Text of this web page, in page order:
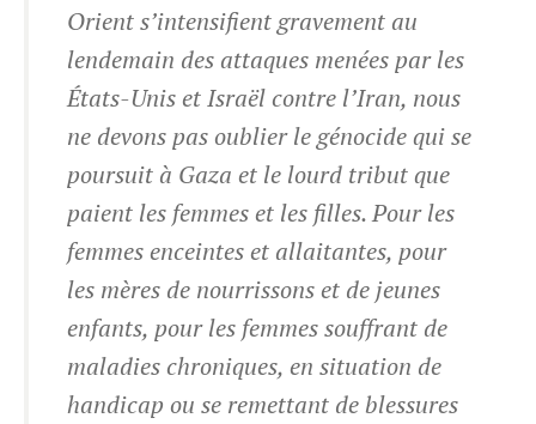
Orient s’intensifient gravement au
lendemain des attaques menées par les
États-Unis et Israël contre l’Iran, nous
ne devons pas oublier le génocide qui se
poursuit à Gaza et le lourd tribut que
paient les femmes et les filles. Pour les
femmes enceintes et allaitantes, pour
les mères de nourrissons et de jeunes
enfants, pour les femmes souffrant de
maladies chroniques, en situation de
handicap ou se remettant de blessures